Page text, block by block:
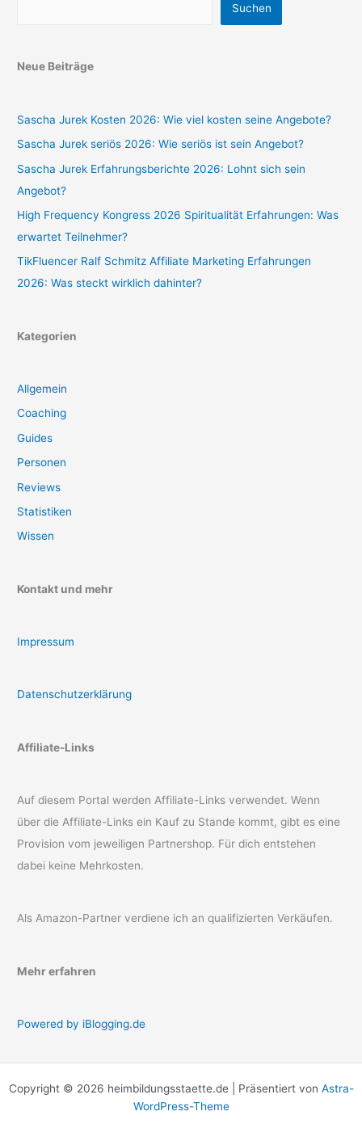
Suchen
Neue Beiträge
Sascha Jurek Kosten 2026: Wie viel kosten seine Angebote?
Sascha Jurek seriös 2026: Wie seriös ist sein Angebot?
Sascha Jurek Erfahrungsberichte 2026: Lohnt sich sein
Angebot?
High Frequency Kongress 2026 Spiritualität Erfahrungen: Was
erwartet Teilnehmer?
TikFluencer Ralf Schmitz Affiliate Marketing Erfahrungen
2026: Was steckt wirklich dahinter?
Kategorien
Allgemein
Coaching
Guides
Personen
Reviews
Statistiken
Wissen
Kontakt und mehr
Impressum
Datenschutzerklärung
Affiliate-Links
Auf diesem Portal werden Affiliate-Links verwendet. Wenn
über die Affiliate-Links ein Kauf zu Stande kommt, gibt es eine
Provision vom jeweiligen Partnershop. Für dich entstehen
dabei keine Mehrkosten.
Als Amazon-Partner verdiene ich an qualifizierten Verkäufen.
Mehr erfahren
Powered by iBlogging.de
Copyright © 2026 heimbildungsstaette.de | Präsentiert von Astra-
WordPress-Theme